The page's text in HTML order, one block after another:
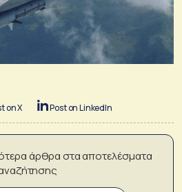
on X Post on LinkedIn
άρθρα στα αποτελέσματα